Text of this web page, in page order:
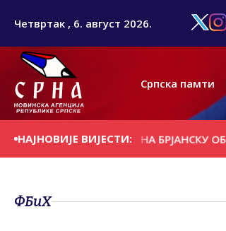
Четвртак , 6. август 2026.
Српска памти
НАЈНОВИЈЕ ВИЈЕСТИ:
У НАПАДУ НА БРЈАНСКУ ОБЛАСТ
ФБиХ